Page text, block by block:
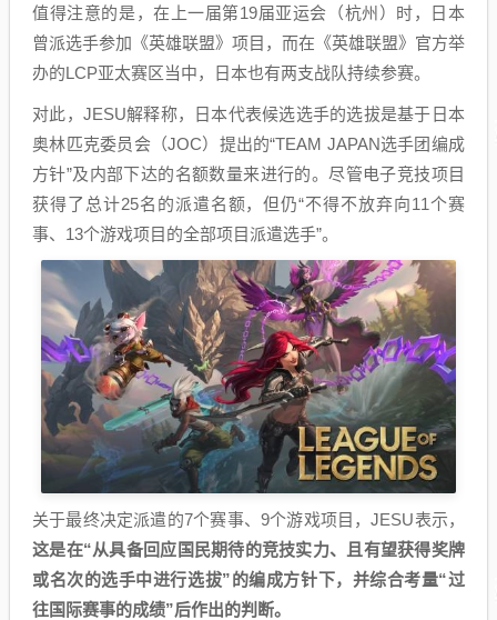
值得注意的是，在上一届第19届亚运会（杭州）时，日本
曾派选手参加《英雄联盟》项目，而在《英雄联盟》官方举
办的LCP亚太赛区当中，日本也有两支战队持续参赛。
对此，JESU解释称，日本代表候选选手的选拔是基于日本
奥林匹克委员会（JOC）提出的“TEAM JAPAN选手团编成
方针”及内部下达的名额数量来进行的。尽管电子竞技项目
获得了总计25名的派遣名额，但仍“不得不放弃向11个赛
事、13个游戏项目的全部项目派遣选手”。
关于最终决定派遣的7个赛事、9个游戏项目，JESU表示，
这是在“从具备回应国民期待的竞技实力、且有望获得奖牌
或名次的选手中进行选拔”的编成方针下，并综合考量“过
往国际赛事的成绩”后作出的判断。